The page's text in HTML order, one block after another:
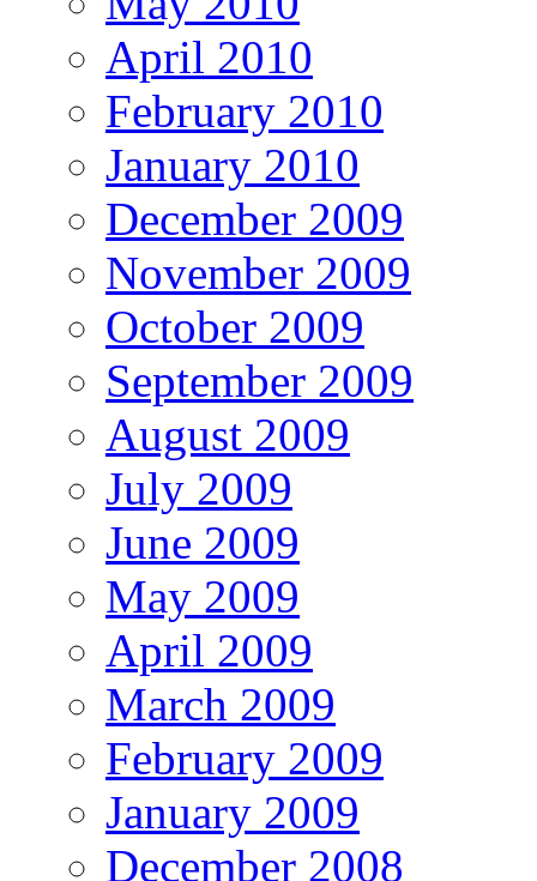
April 2010
February 2010
January 2010
December 2009
November 2009
October 2009
September 2009
August 2009
July 2009
June 2009
May 2009
April 2009
March 2009
February 2009
January 2009
December 2008